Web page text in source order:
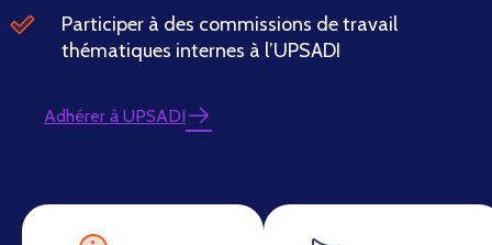
Participer à des commissions de travail
thématiques internes à l’UPSADI
Adhérer à UPSADI